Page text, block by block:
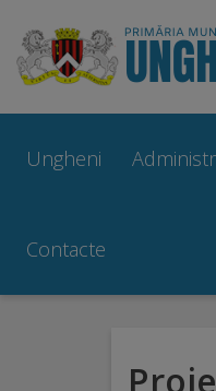
Ungheni
Prezentare
Simbolurile
orașului
brand
Ungheni
Contacte